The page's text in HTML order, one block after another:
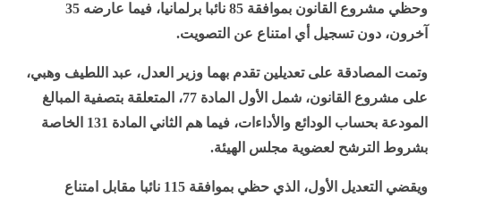
وحظي مشروع القانون بموافقة 85 نائبا برلمانيا، فيما عارضه 35
آخرون، دون تسجيل أي امتناع عن التصويت.
وتمت المصادقة على تعديلين تقدم بهما وزير العدل، عبد اللطيف وهبي،
على مشروع القانون، شمل الأول المادة 77، المتعلقة بتصفية المبالغ
المودعة بحساب الودائع والأداءات، فيما هم الثاني المادة 131 الخاصة
بشروط الترشح لعضوية مجلس الهيئة.
ويقضي التعديل الأول، الذي حظي بموافقة 115 نائبا مقابل امتناع